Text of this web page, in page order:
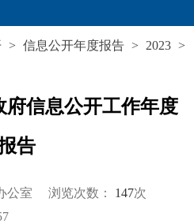
> 信息公开年度报告 > 2023 >
府信息公开工作年度
告
公室 浏览次数： 147次